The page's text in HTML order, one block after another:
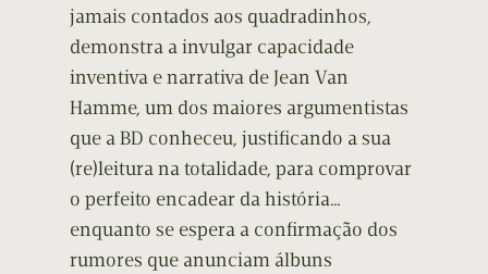
jamais contados aos quadradinhos,
demonstra a invulgar capacidade
inventiva e narrativa de Jean Van
Hamme, um dos maiores argumentistas
que a BD conheceu, justificando a sua
(re)leitura na totalidade, para comprovar
o perfeito encadear da história…
enquanto se espera a confirmação dos
rumores que anunciam álbuns